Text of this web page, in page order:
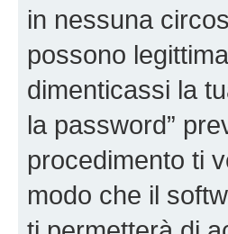
in nessuna
possono
dimenticassi la
la password”
procedimento ti
modo che il